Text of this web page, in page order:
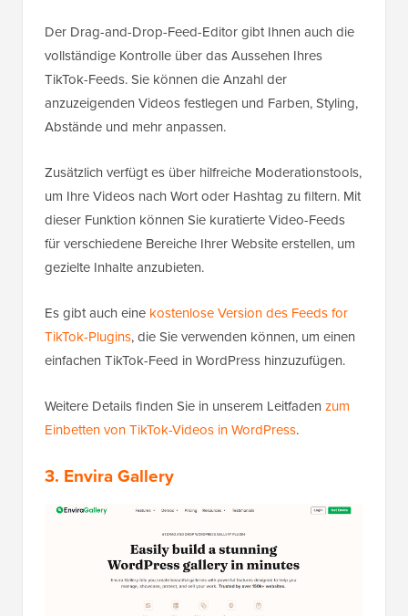
Der Drag-and-Drop-Feed-Editor gibt Ihnen auch die
vollständige Kontrolle über das Aussehen Ihres
TikTok-Feeds. Sie können die Anzahl der
anzuzeigenden Videos festlegen und Farben, Styling,
Abstände und mehr anpassen.
Zusätzlich verfügt es über hilfreiche Moderationstools,
um Ihre Videos nach Wort oder Hashtag zu filtern. Mit
dieser Funktion können Sie kuratierte Video-Feeds
für verschiedene Bereiche Ihrer Website erstellen, um
gezielte Inhalte anzubieten.
Es gibt auch eine kostenlose Version des Feeds for
TikTok-Plugins, die Sie verwenden können, um einen
einfachen TikTok-Feed in WordPress hinzuzufügen.
Weitere Details finden Sie in unserem Leitfaden zum
Einbetten von TikTok-Videos in WordPress.
3. Envira Gallery